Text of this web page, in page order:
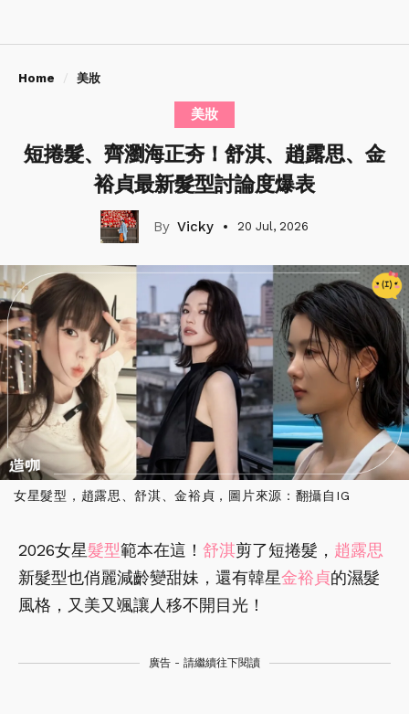
Home 美妝
美妝
短捲髮、齊瀏海正夯！舒淇、趙露思、金
裕貞最新髮型討論度爆表
Vicky 20 Jul, 2026
女星髮型，趙露思、舒淇、金裕貞，圖片來源：翻攝自IG
2026女星髮型範本在這！ 舒淇剪了短捲髮， 趙露思
新髮型也俏麗減齡變甜妹，還有韓星金裕貞的濕髮
風格，又美又颯讓人移不開目光！
廣告 - 請繼續往下閱讀